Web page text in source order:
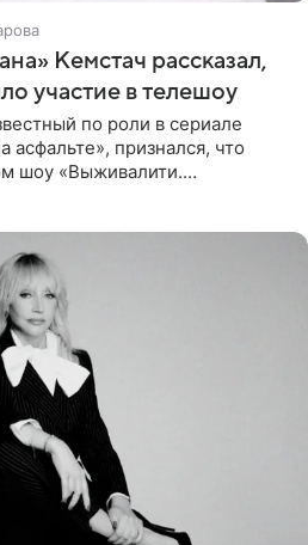
Кемстач рассказал,
участие в телешоу
по роли в сериале
асфальте», признался, что
шоу «Выживалити.